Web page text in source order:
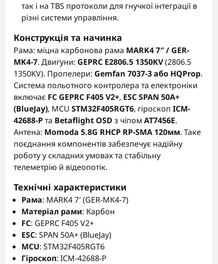
так і на TBS протоколи для гнучкої інтеграції в
різні системи управління.
Конструкція та начинка
Рама: міцна карбонова рама MARK4 7″ / GER-
MK4-7. Двигуни: GEPRC E2806.5 1350KV(2806.5
1350KV). Пропелери: Gemfan 7037-3 або HQProp.
Система польотного контролера та електроніки
включає FC GEPRC F405 V2+, ESC SPAN 50A+
(BlueJay), MCU STM32F405RGT6, гіроскоп ICM-
42688-Pта Betaflight OSD з чіпом AT7456E.
Антена: Momoda 5.8G RHCP RP-SMA 120мм. Таке
поєднання компонентів забезпечує надійну
роботу у складних умовах та стабільну
телеметрію й відеопотік.
Технічні характеристики
Рама: MARK4 7′ (GER-MK4-7)
Матеріал рами: Карбон
FC: GEPRC F405 V2+
ESC: SPAN 50A+ (BlueJay)
MCU: STM32F405RGT6
Гіроскоп: ICM-42688-P